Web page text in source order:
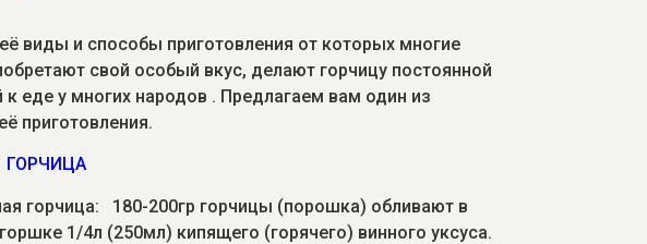
виды и способы приготовления от которых многие
свой особый вкус, делают горчицу постоянной
к еде у многих народов . Предлагаем вам один из
приготовления.
ГОРЧИЦА
горчица: 180-200гр горчицы (порошка) обливают в
1/4л (250мл) кипящего (горячего) винного уксуса.